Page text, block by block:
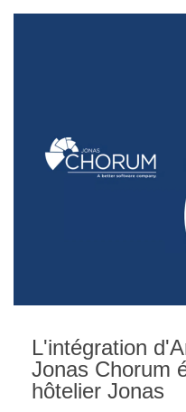
L'intégration
Jonas Chorum
hôtelier Jonas